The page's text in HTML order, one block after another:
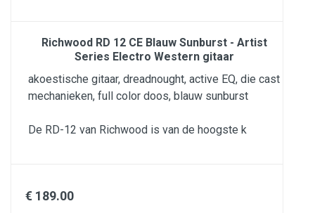
Richwood RD 12 CE Blauw Sunburst - Artist
Series Electro Western gitaar
akoestische gitaar, dreadnought, active EQ, die cast
mechanieken, full color doos, blauw sunburst
De RD-12 van Richwood is van de hoogste k
€ 189.00